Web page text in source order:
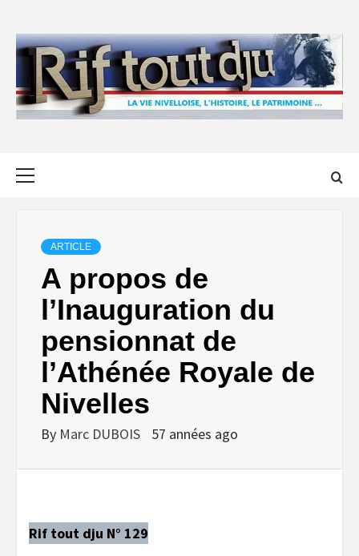
content
ARTICLE
A propos de
l’Inauguration du
pensionnat de
l’Athénée Royale de
Nivelles
By Marc DUBOIS 57 années ago
Rif tout dju N° 129